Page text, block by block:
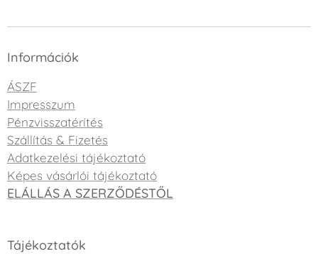
Információk
ÁSZF
Impresszum
Pénzvisszatérítés
Szállítás & Fizetés
Adatkezelési tájékoztató
Képes vásárlói tájékoztató
ELÁLLÁS A SZERZŐDÉSTŐL
Tájékoztatók